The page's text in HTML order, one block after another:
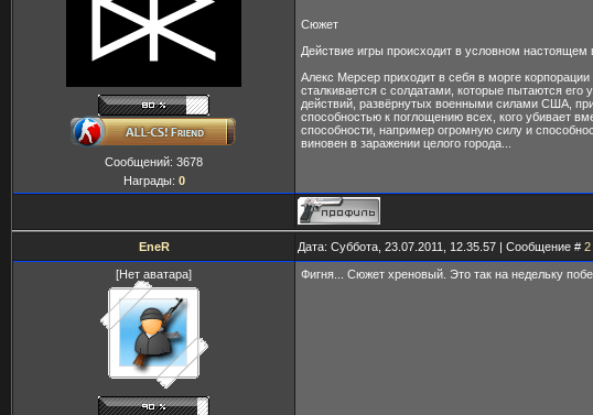
Сообщений: 3678
Награды: 0
Сюжет
Действие игры происходит в условном
Алекс Мерсер приходит в себя в морге
сталкивается с солдатами, которые пытаются его
действий, развёрнутых военными силами США,
способностью к поглощению всех, кого убивает
способности, например огромную силу и
виновен в заражении целого города...
EneR Дата: Суббота, 23.07.2011, 12.35.57 | Сообщение # 2
[Нет аватара] Фигня... Сюжет хреновый. Это так на недельку